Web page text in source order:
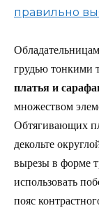
правильно
грудью тонкими
платья и
множеством
Обтягивающих
декольте
вырезы в форме
использовать
пояс